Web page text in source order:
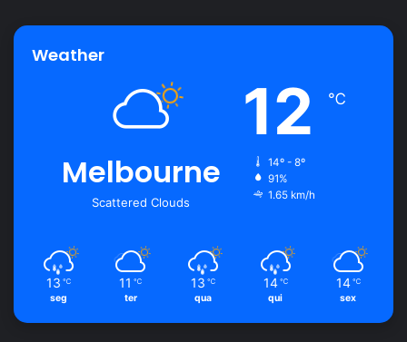
Weather
Melbourne
Scattered Clouds
12 ℃
14º - 8º
91%
1.65 km/h
13 ℃
seg
11 ℃
ter
13 ℃
qua
14 ℃
qui
14 ℃
sex